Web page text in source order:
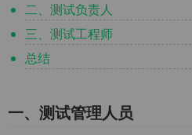
二、测试负责人
三、测试工程师
总结
一、测试管理人员